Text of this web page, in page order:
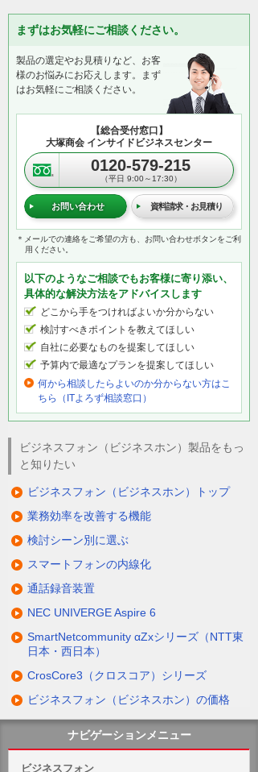
まずはお気軽にご相談ください。
製品の選定やお見積りなど、お客
様のお悩みにお応えします。まず
はお気軽にご相談ください。
【総合受付窓口】
大塚商会 インサイドビジネスセンター
0120-579-215
（平日 9:00～17:30）
お問い合わせ 資料請求・お見積り
＊メールでの連絡をご希望の方も、お問い合わせボタンをご利
用ください。
以下のようなご相談でもお客様に寄り添い、
具体的な解決方法をアドバイスします
どこから手をつければよいか分からない
検討すべきポイントを教えてほしい
自社に必要なものを提案してほしい
予算内で最適なプランを提案してほしい
何から相談したらよいのか分からない方はこ
ちら（ITよろず相談窓口）
ビジネスフォン（ビジネスホン）製品をもっ
と知りたい
ビジネスフォン（ビジネスホン）トップ
業務効率を改善する機能
検討シーン別に選ぶ
スマートフォンの内線化
通話録音装置
NEC UNIVERGE Aspire 6
SmartNetcommunity αZxシリーズ（NTT東
日本・西日本）
CrosCore3（クロスコア）シリーズ
ビジネスフォン（ビジネスホン）の価格
ナビゲーションメニュー
ビジネスフォン